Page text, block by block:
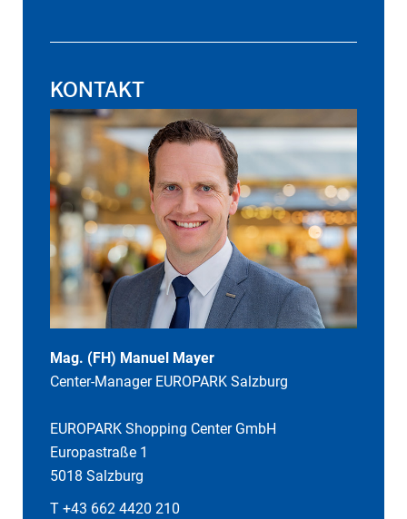
KONTAKT
Mag. (FH) Manuel Mayer
Center-Manager EUROPARK Salzburg
EUROPARK Shopping Center GmbH
Europastraße 1
5018 Salzburg
T +43 662 4420 210